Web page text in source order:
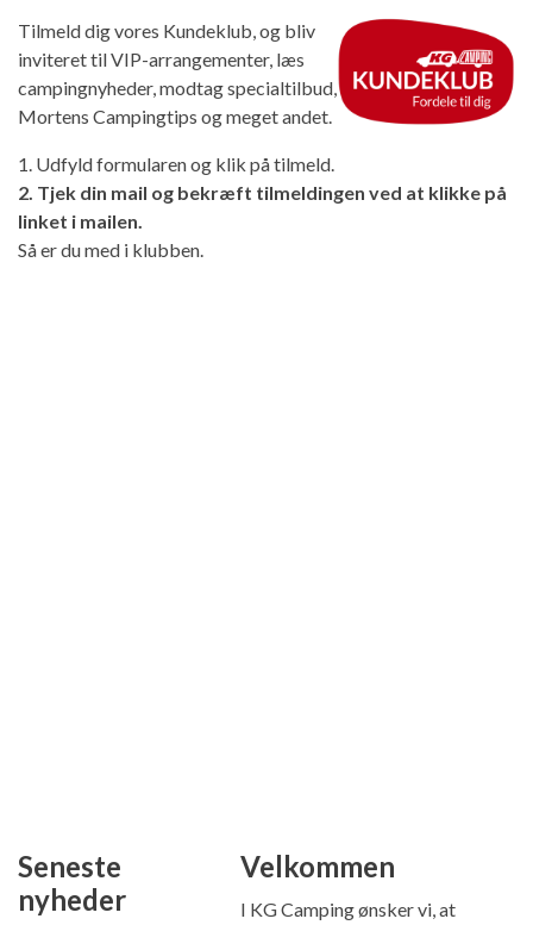
Tilmeld dig vores Kundeklub, og bliv
inviteret til VIP-arrangementer, læs
campingnyheder, modtag specialtilbud,
Mortens Campingtips og meget andet.
1. Udfyld formularen og klik på tilmeld.
2. Tjek din mail og bekræft tilmeldingen ved at klikke på
linket i mailen.
Så er du med i klubben.
Seneste
nyheder
Velkommen
I KG Camping ønsker vi, at